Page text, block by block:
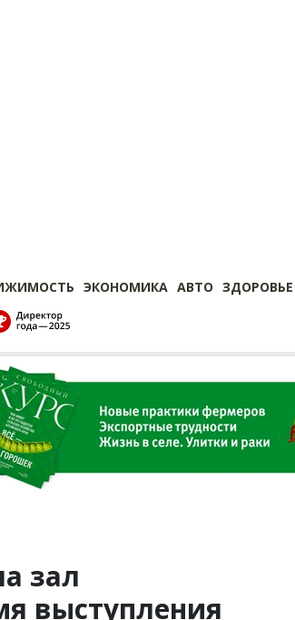
ЭКОНОМИКА АВТО ЗДОРОВЬЕ
зал
выступления